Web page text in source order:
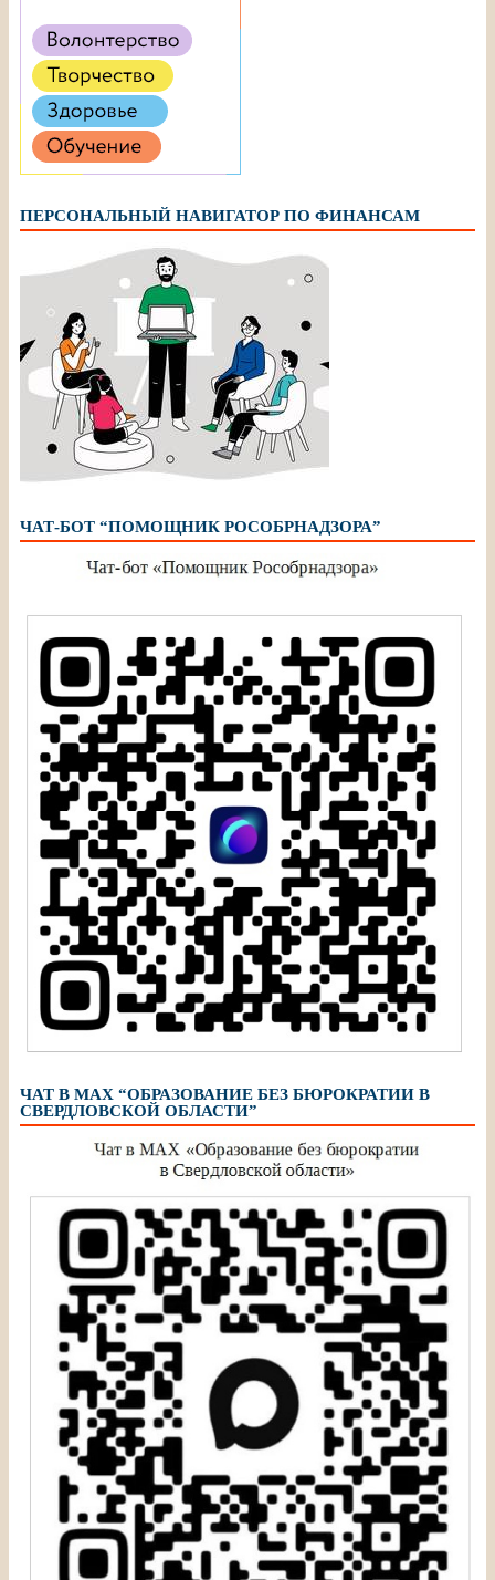
ПЕРСОНАЛЬНЫЙ НАВИГАТОР ПО ФИНАНСАМ
ЧАТ-БОТ “ПОМОЩНИК РОСОБРНАДЗОРА”
ЧАТ В МАХ “ОБРАЗОВАНИЕ БЕЗ БЮРОКРАТИИ В
СВЕРДЛОВСКОЙ ОБЛАСТИ”